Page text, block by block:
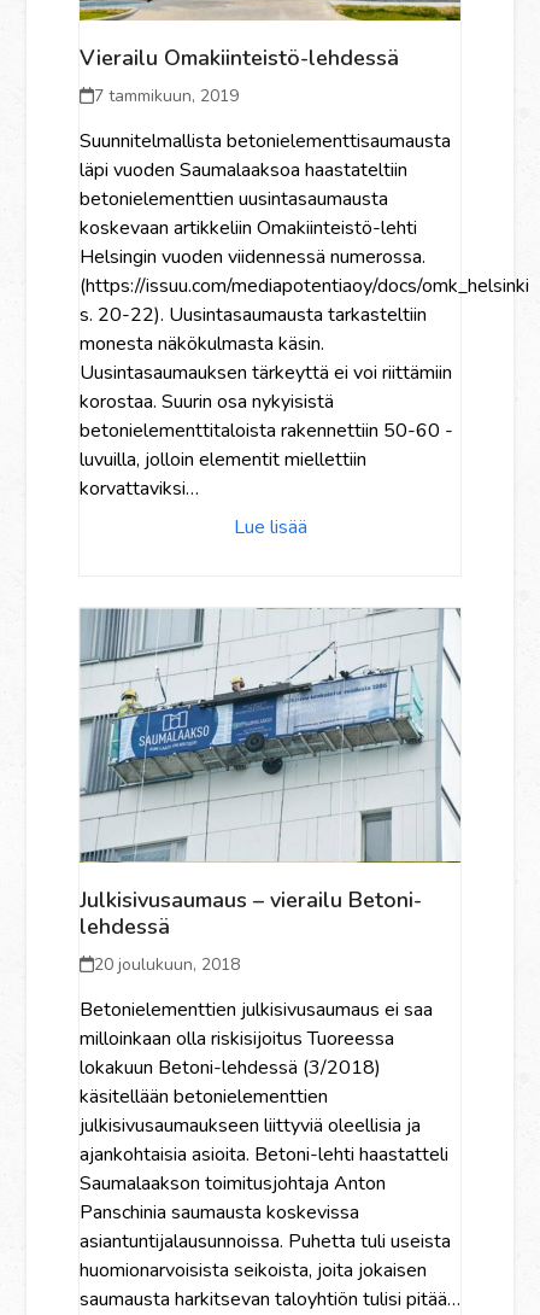
Vierailu Omakiinteistö-lehdessä
7 tammikuun, 2019
Suunnitelmallista betonielementtisaumausta
läpi vuoden Saumalaaksoa haastateltiin
betonielementtien uusintasaumausta
koskevaan artikkeliin Omakiinteistö-lehti
Helsingin vuoden viidennessä numerossa.
(https://issuu.com/mediapotentiaoy/docs/omk_helsinki
s. 20-22). Uusintasaumausta tarkasteltiin
monesta näkökulmasta käsin.
Uusintasaumauksen tärkeyttä ei voi riittämiin
korostaa. Suurin osa nykyisistä
betonielementtitaloista rakennettiin 50-60 -
luvuilla, jolloin elementit miellettiin
korvattaviksi…
Lue lisää
Julkisivusaumaus – vierailu Betoni-
lehdessä
20 joulukuun, 2018
Betonielementtien julkisivusaumaus ei saa
milloinkaan olla riskisijoitus Tuoreessa
lokakuun Betoni-lehdessä (3/2018)
käsitellään betonielementtien
julkisivusaumaukseen liittyviä oleellisia ja
ajankohtaisia asioita. Betoni-lehti haastatteli
Saumalaakson toimitusjohtaja Anton
Panschinia saumausta koskevissa
asiantuntijalausunnoissa. Puhetta tuli useista
huomionarvoisista seikoista, joita jokaisen
saumausta harkitsevan taloyhtiön tulisi pitää…